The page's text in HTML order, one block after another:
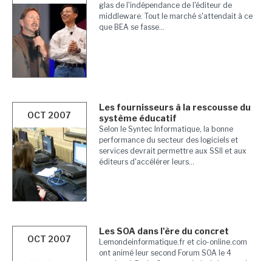
glas de l'indépendance de l'éditeur de
middleware. Tout le marché s'attendait à ce
que BEA se fasse...
OCT 2007
Les fournisseurs à la rescousse du
système éducatif
Selon le Syntec Informatique, la bonne
performance du secteur des logiciels et
services devrait permettre aux SSII et aux
éditeurs d'accélérer leurs...
OCT 2007
Les SOA dans l'ère du concret
Lemondeinformatique.fr et cio-online.com
ont animé leur second Forum SOA le 4